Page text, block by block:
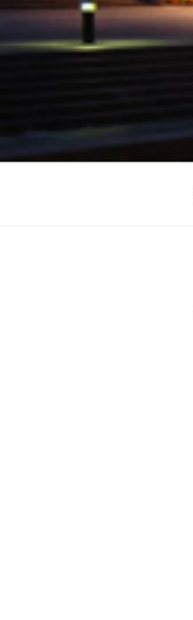
Hoppa
innehåll